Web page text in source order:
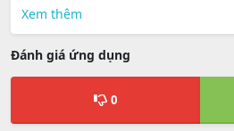
Xem thêm
Đánh giá ứng dụng
0